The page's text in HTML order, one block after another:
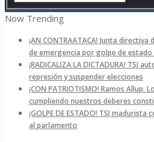
Now Trending
¡AN CONTRAATACA! Junta
de emergencia por golpe de estado
¡RADICALIZA LA DICTADURA! TSJ
represión y suspender elecciones
¡CON PATRIOTISMO! Ramos Allup:
cumpliendo nuestros deberes
¡GOLPE DE ESTADO! TSJ
al parlamento